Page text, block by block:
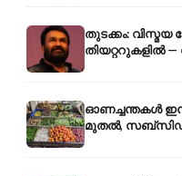
തുടക്കം: വിസ്മയ
തിയറ്ററുകളിൽ
ഓണച്ചന്തകൾ
മുതൽ,
വിലക്കയറ്റത്തിന്